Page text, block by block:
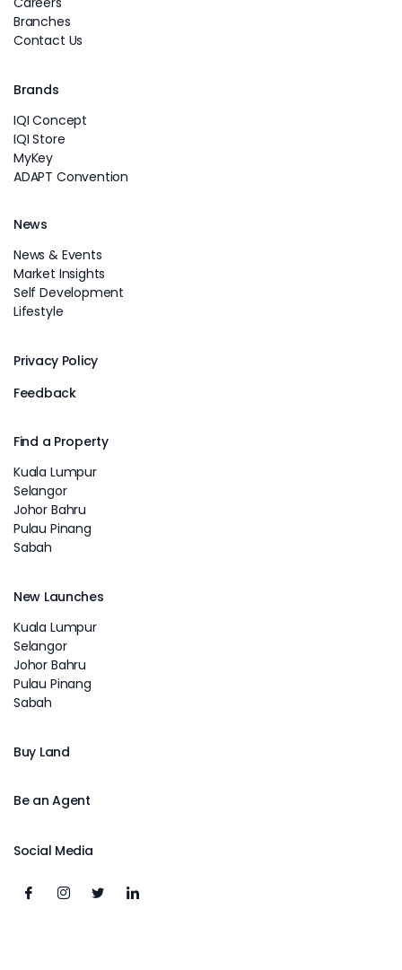
Branches
Contact Us
Brands
IQI Concept
IQI Store
MyKey
ADAPT Convention
News
News & Events
Market Insights
Self Development
Lifestyle
Privacy Policy
Feedback
Find a Property
Kuala Lumpur
Selangor
Johor Bahru
Pulau Pinang
Sabah
New Launches
Kuala Lumpur
Selangor
Johor Bahru
Pulau Pinang
Sabah
Buy Land
Be an Agent
Social Media